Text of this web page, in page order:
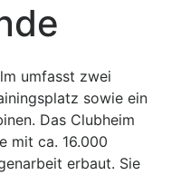
umfasst zwei
sowie ein
Das Clubheim
mit ca. 16.000
erbaut. Sie